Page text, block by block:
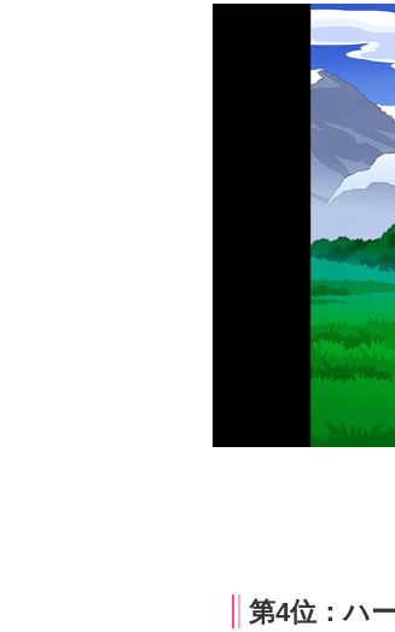
第4位：ハ